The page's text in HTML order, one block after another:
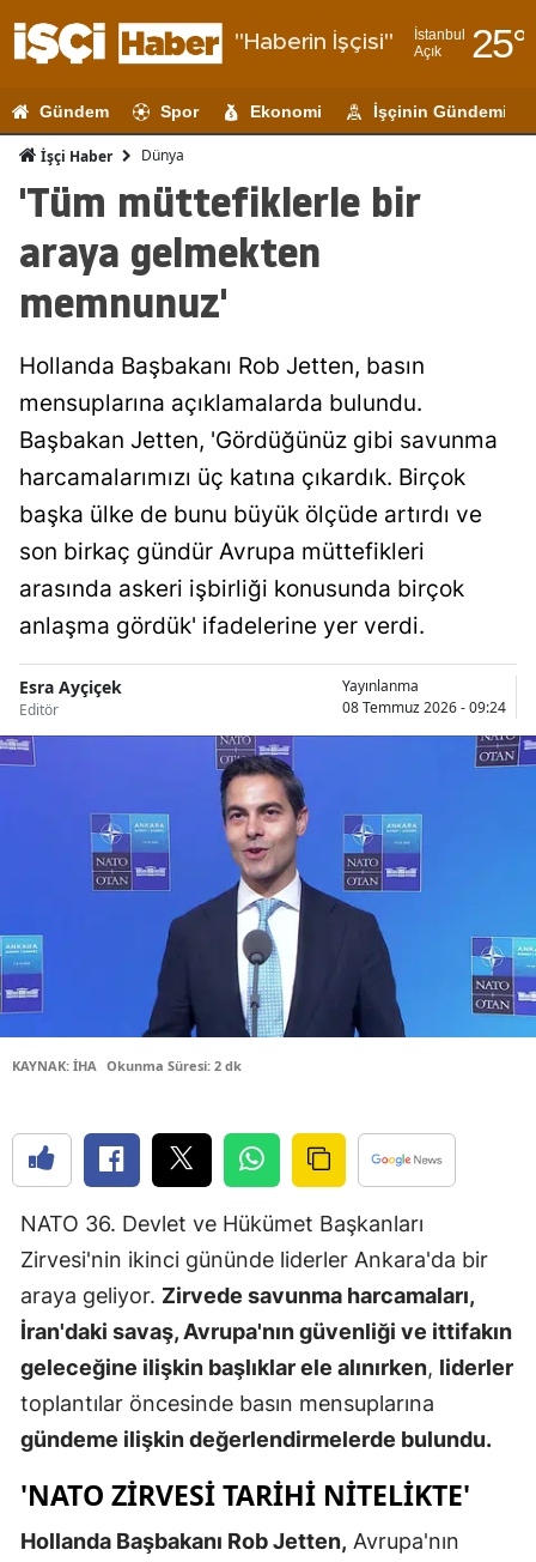
"Haberin İşçisi"
İstanbul
Açık
25°
Adıyaman
Aydın
Balıkesir
Bitlis
Bolu
Burdur
Çorum
Denizli
Elazığ
Erzurum
Eskişehir
Gaziantep
Gümüşhane
Hakkari
Hatay
Gündem Spor Ekonomi İşçinin Gündemi
İşçi Haber Dünya
'Tüm müttefiklerle bir
araya gelmekten
memnunuz'
Hollanda Başbakanı Rob Jetten, basın
mensuplarına açıklamalarda bulundu.
Başbakan Jetten, 'Gördüğünüz gibi savunma
harcamalarımızı üç katına çıkardık. Birçok
başka ülke de bunu büyük ölçüde artırdı ve
son birkaç gündür Avrupa müttefikleri
arasında askeri işbirliği konusunda birçok
anlaşma gördük' ifadelerine yer verdi.
Esra Ayçiçek
Editör
Yayınlanma
08 Temmuz 2026 - 09:24
KAYNAK: İHA Okunma Süresi: 2 dk
NATO 36. Devlet ve Hükümet Başkanları
Zirvesi'nin ikinci gününde liderler Ankara'da bir
araya geliyor. Zirvede savunma harcamaları,
İran'daki savaş, Avrupa'nın güvenliği ve ittifakın
geleceğine ilişkin başlıklar ele alınırken, liderler
toplantılar öncesinde basın mensuplarına
gündeme ilişkin değerlendirmelerde bulundu.
'NATO ZIRVESI TARIHI NITELIKTE'
Hollanda Başbakanı Rob Jetten, Avrupa'nın